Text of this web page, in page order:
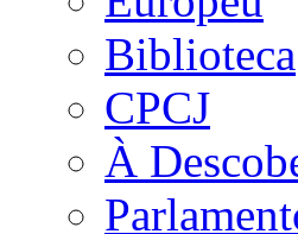
Biblioteca
CPCJ
À